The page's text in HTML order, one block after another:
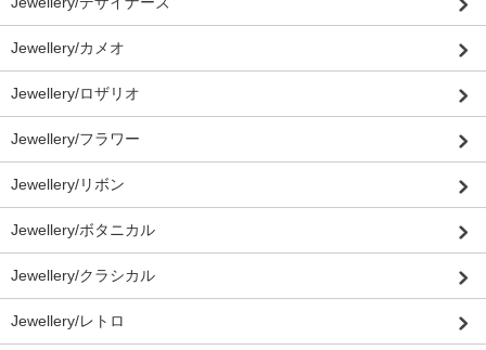
Jewellery/カメオ
Jewellery/ロザリオ
Jewellery/フラワー
Jewellery/リボン
Jewellery/ボタニカル
Jewellery/クラシカル
Jewellery/レトロ